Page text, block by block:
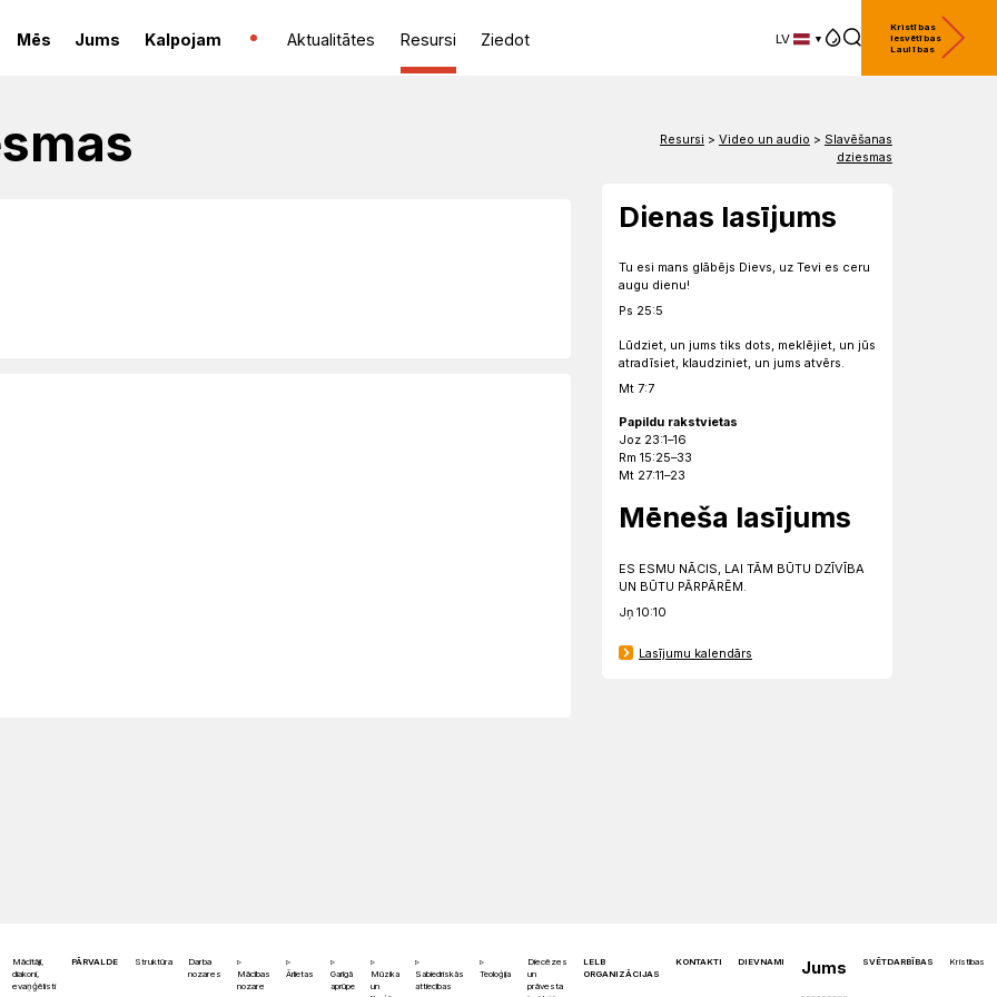
Mēs Jums Kalpojam Aktualitātes Resursi Ziedot
LV
Kristības
Iesvētības
Laulības
Resursi > Video un audio > Slavēšanas
dziesmas
Dienas lasījums
Tu esi mans glābējs Dievs, uz Tevi es ceru
augu dienu!
Ps 25:5
Lūdziet, un jums tiks dots, meklējiet, un jūs
atradīsiet, klaudziniet, un jums atvērs.
Mt 7:7
Papildu rakstvietas
Joz 23:1–16
Rm 15:25–33
Mt 27:11–23
Mēneša lasījums
ES ESMU NĀCIS, LAI TĀM BŪTU DZĪVĪBA
UN BŪTU PĀRPĀRĒM.
Jņ 10:10
Lasījumu kalendārs
Mācītāji,
diakoni,
evaņģēlisti
PĀRVALDE Struktūra
Darba
nozares
Mācības
nozare
Ārlietas
Garīgā
aprūpe
Mūzika
un
Sabiedriskās
attiecības
Teoloģija
Diecēzes
un
prāvesta
LELB
ORGANIZĀCIJAS
KONTAKTI DIEVNAMI Jums SVĒTDARBĪBAS Kristības